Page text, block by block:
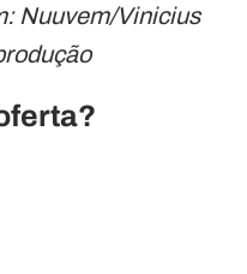
Nuuvem/Vinicius